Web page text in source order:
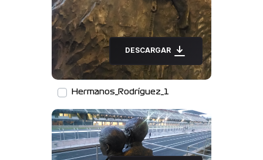
DESCARGAR
Hermanos_Rodríguez_1